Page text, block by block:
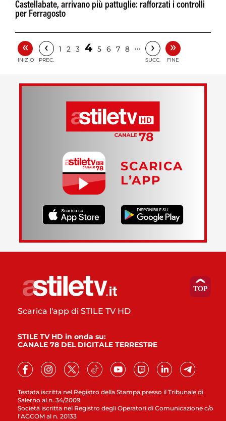
Castellabate, arrivano più pattuglie: rafforzati i controlli
per Ferragosto
«
INIZIO
‹
PREC.
1 2 3 4 5 6 7 8 … ›
SUCC.
»
FINE
SCARICA
L’APP
Testata iscritta nel Registro della Stampa presso il Tribunale di
Salerno al n. 34/2009
Società iscritta nel Registro degli Operatori di Comunicazione c/o
l’AGCOM al n. 20133
Scarica l'app di STILE TV HD
STILE TV HD in onda su:
CANALE 78 DEL DIGITALE TERRESTRE